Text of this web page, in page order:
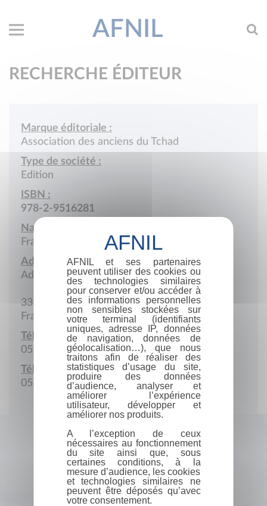
AFNIL
RECHERCHE ÉDITEUR
Marque éditoriale :
Association des anciens du Tchad
Type de société :
Edition
ISBN :
978-2-9516281
Nationalité :
France
Adresse :
Adresse postale
33390 Berson
France
Téléphone :
05.57.64.37.80
Télécopie :
05.57.64.23.57
AFNIL et ses partenaires
peuvent utiliser des cookies ou
des technologies similaires
pour conserver et/ou accéder à
des informations personnelles
non sensibles stockées sur
votre terminal (identifiants
uniques, adresse IP, données
de navigation, données de
géolocalisation…), que nous
traitons afin de réaliser des
statistiques d’usage du site,
produire des données
d’audience, analyser et
améliorer l’expérience
utilisateur, développer et
améliorer nos produits.
A l’exception de ceux
nécessaires au fonctionnement
du site ainsi que, sous
certaines conditions, à la
mesure d’audience, les cookies
et technologies similaires ne
peuvent être déposés qu’avec
votre consentement.